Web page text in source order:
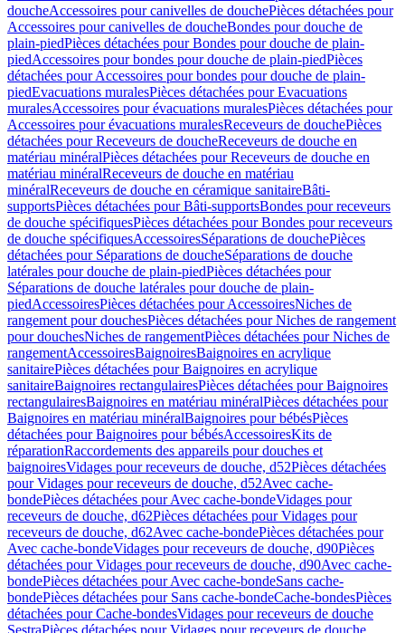
doucheAccessoires pour canivelles de douchePièces détachées pour
Accessoires pour canivelles de doucheBondes pour douche de
plain-piedPièces détachées pour Bondes pour douche de plain-
piedAccessoires pour bondes pour douche de plain-piedPièces
détachées pour Accessoires pour bondes pour douche de plain-
piedEvacuations muralesPièces détachées pour Evacuations
muralesAccessoires pour évacuations muralesPièces détachées pour
Accessoires pour évacuations muralesReceveurs de douchePièces
détachées pour Receveurs de doucheReceveurs de douche en
matériau minéralPièces détachées pour Receveurs de douche en
matériau minéralReceveurs de douche en matériau
minéralReceveurs de douche en céramique sanitaireBâti-
supportsPièces détachées pour Bâti-supportsBondes pour receveurs
de douche spécifiquesPièces détachées pour Bondes pour receveurs
de douche spécifiquesAccessoiresSéparations de douchePièces
détachées pour Séparations de doucheSéparations de douche
latérales pour douche de plain-piedPièces détachées pour
Séparations de douche latérales pour douche de plain-
piedAccessoiresPièces détachées pour AccessoiresNiches de
rangement pour douchesPièces détachées pour Niches de rangement
pour douchesNiches de rangementPièces détachées pour Niches de
rangementAccessoiresBaignoiresBaignoires en acrylique
sanitairePièces détachées pour Baignoires en acrylique
sanitaireBaignoires rectangulairesPièces détachées pour Baignoires
rectangulairesBaignoires en matériau minéralPièces détachées pour
Baignoires en matériau minéralBaignoires pour bébésPièces
détachées pour Baignoires pour bébésAccessoiresKits de
réparationRaccordements des appareils pour douches et
baignoiresVidages pour receveurs de douche, d52Pièces détachées
pour Vidages pour receveurs de douche, d52Avec cache-
bondePièces détachées pour Avec cache-bondeVidages pour
receveurs de douche, d62Pièces détachées pour Vidages pour
receveurs de douche, d62Avec cache-bondePièces détachées pour
Avec cache-bondeVidages pour receveurs de douche, d90Pièces
détachées pour Vidages pour receveurs de douche, d90Avec cache-
bondePièces détachées pour Avec cache-bondeSans cache-
bondePièces détachées pour Sans cache-bondeCache-bondesPièces
détachées pour Cache-bondesVidages pour receveurs de douche
SestraPièces détachées pour Vidages pour receveurs de douche